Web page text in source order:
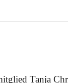
Tanja